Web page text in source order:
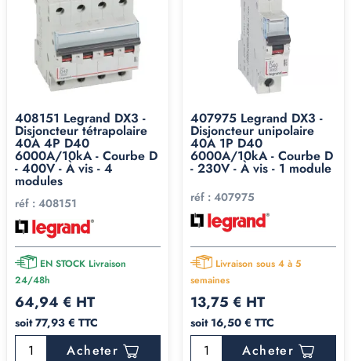
408151 Legrand DX3 -
Disjoncteur tétrapolaire
40A 4P D40
6000A/10kA - Courbe D
- 400V - À vis - 4
modules
réf : 408151
EN STOCK Livraison
24/48h
64,94 € HT
soit 77,93 € TTC
Acheter
407975 Legrand DX3 -
Disjoncteur unipolaire
40A 1P D40
6000A/10kA - Courbe D
- 230V - À vis - 1 module
réf : 407975
Livraison sous 4 à 5
semaines
13,75 € HT
soit 16,50 € TTC
Acheter